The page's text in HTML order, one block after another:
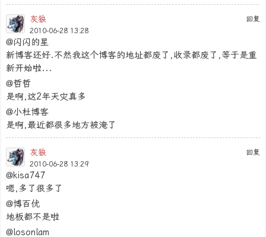
回复
灰狼
2010-06-28 13:28
@闪闪的星
新博客还好.不然我这个博客的地址都废了,收录都废了,等于是重
新开始啦...
@哲哲
是啊,这2年天灾真多
@小杜博客
是啊,最近都很多地方被淹了
回复
灰狼
2010-06-28 13:29
@kisa747
嗯,多了很多了
@博百优
地板都不是啦
@losonlam